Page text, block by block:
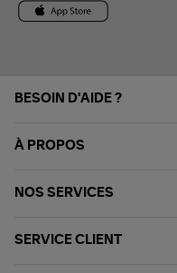
BESOIN D'AIDE ?
À PROPOS
NOS SERVICES
SERVICE CLIENT